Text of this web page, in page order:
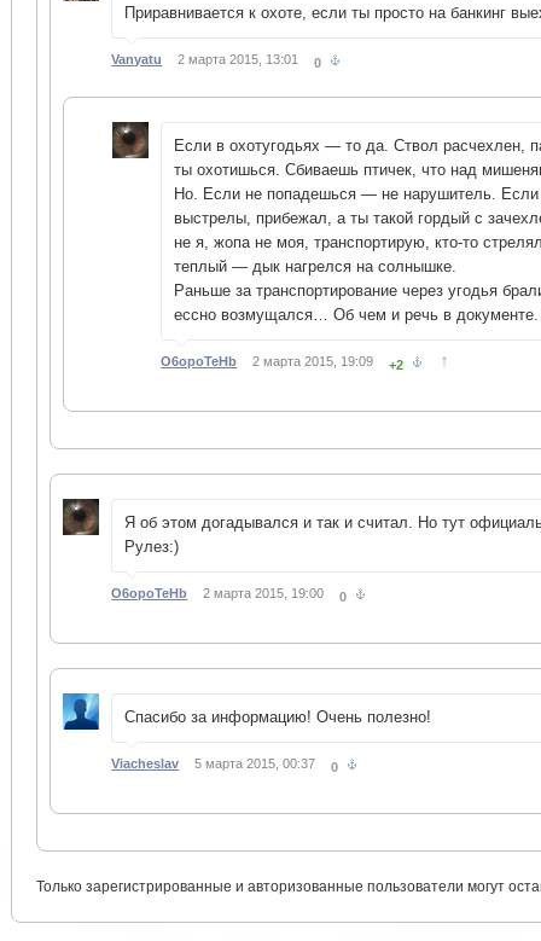
Приравнивается к охоте, если ты просто на банкинг
Vanyatu 2 марта 2015, 13:01 0
Если в охотугодьях — то да. Ствол расчехлен,
ты охотишься. Сбиваешь птичек, что над
Но. Если не попадешься — не нарушитель.
выстрелы, прибежал, а ты такой гордый с
не я, жопа не моя, транспортирую, кто-то
теплый — дык нагрелся на солнышке.
Раньше за транспортирование через угодья
ессно возмущался… Об чем и речь в документе.
O6opoTeHb 2 марта 2015, 19:09 +2 ↑
Я об этом догадывался и так и считал. Но тут
Рулез:)
O6opoTeHb 2 марта 2015, 19:00 0
Спасибо за информацию! Очень полезно!
Viacheslav 5 марта 2015, 00:37 0
Только зарегистрированные и авторизованные пользователи могут